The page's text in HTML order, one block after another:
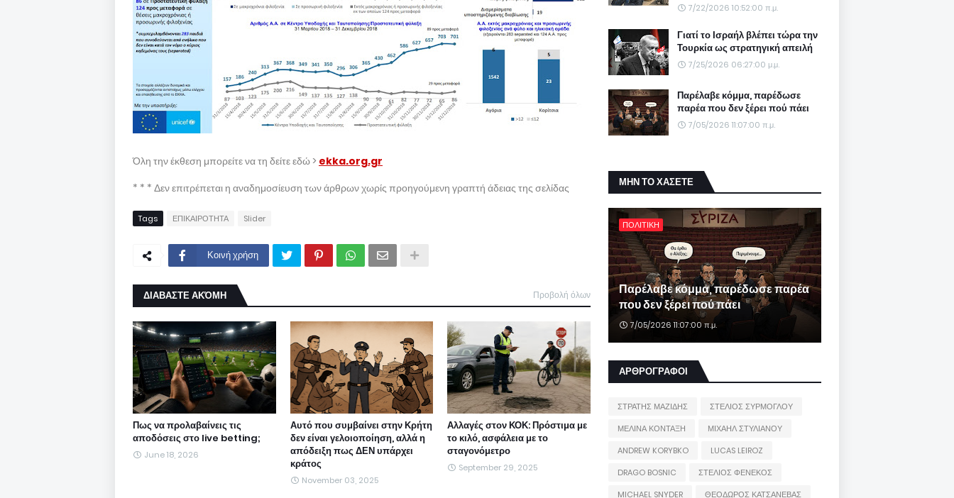
Όλη την έκθεση μπορείτε να τη δείτε εδώ > ekka.org.gr
* * * Δεν επιτρέπεται η αναδημοσίευση των άρθρων χωρίς προηγούμενη γραπτή άδειας της σελίδας
Tags ΕΠΙΚΑΙΡΟΤΗΤΑ Slider
Κοινή χρήση
ΔΙΑΒΑΣΤΕ ΑΚΌΜΗ Προβολή όλων
Πως να προλαβαίνεις τις
αποδόσεις στο live betting;
June 18, 2026
Αυτό που συμβαίνει στην Κρήτη
δεν είναι γελοιοποίηση, αλλά η
απόδειξη πως ΔΕΝ υπάρχει
κράτος
November 03, 2025
Αλλαγές στον ΚΟΚ: Πρόστιμα με
το κιλό, ασφάλεια με το
σταγονόμετρο
September 29, 2025
7/22/2026 10:52:00 π.μ.
Γιατί το Ισραήλ βλέπει τώρα την
Τουρκία ως στρατηγική απειλή
7/25/2026 06:27:00 μ.μ.
Παρέλαβε κόμμα, παρέδωσε
παρέα που δεν ξέρει πού πάει
7/05/2026 11:07:00 π.μ.
ΜΗΝ ΤΟ ΧΑΣΕΤΕ
ΠΟΛΙΤΙΚΗ
Παρέλαβε κόμμα, παρέδωσε παρέα
που δεν ξέρει πού πάει
7/05/2026 11:07:00 π.μ.
ΑΡΘΡΟΓΡΑΦΟΙ
ΣΤΡΑΤΗΣ ΜΑΖΙΔΗΣ
ΣΤΕΛΙΟΣ ΣΥΡΜΟΓΛΟΥ
ΜΕΛΙΝΑ ΚΟΝΤΑΞΗ
ΜΙΧΑΗΛ ΣΤΥΛΙΑΝΟΥ
ANDREW KORYBKO
LUCAS LEIROZ
DRAGO BOSNIC
ΣΤΕΛΙΟΣ ΦΕΝΕΚΟΣ
MICHAEL SNYDER
ΘΕΟΔΩΡΟΣ ΚΑΤΣΑΝΕΒΑΣ